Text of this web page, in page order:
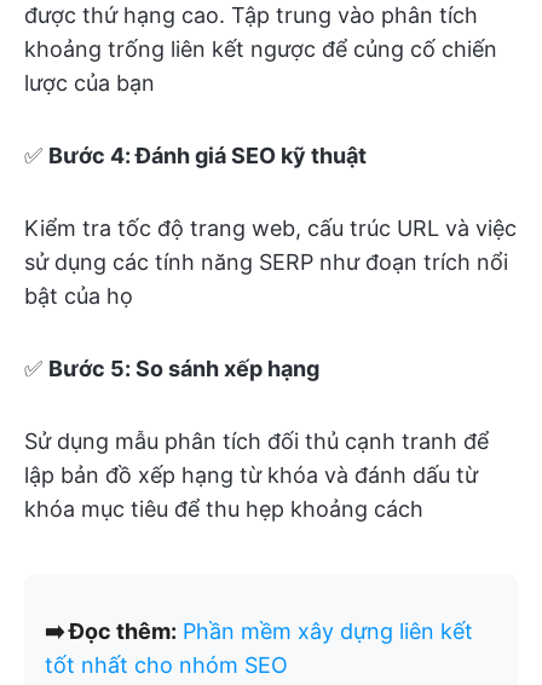
được thứ hạng cao. Tập trung vào phân tích
khoảng trống liên kết ngược để củng cố chiến
lược của bạn
✅ Bước 4: Đánh giá SEO kỹ thuật
Kiểm tra tốc độ trang web, cấu trúc URL và việc
sử dụng các tính năng SERP như đoạn trích nổi
bật của họ
✅ Bước 5: So sánh xếp hạng
Sử dụng mẫu phân tích đối thủ cạnh tranh để
lập bản đồ xếp hạng từ khóa và đánh dấu từ
khóa mục tiêu để thu hẹp khoảng cách
➡️ Đọc thêm: Phần mềm xây dựng liên kết
tốt nhất cho nhóm SEO